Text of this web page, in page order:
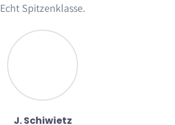
Echt Spitzenklasse.
J. Schiwietz